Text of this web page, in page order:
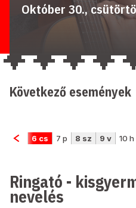
Október 30.,
Következő események
Ringató -
nevelés